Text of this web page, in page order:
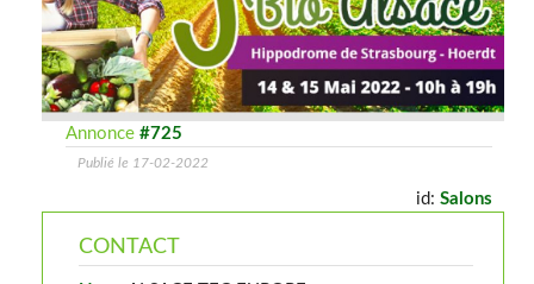
Annonce #725
Publié le 17-02-2022
id: Salons
CONTACT